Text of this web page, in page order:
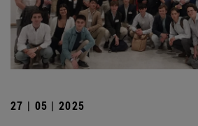
27 | 05 | 2025